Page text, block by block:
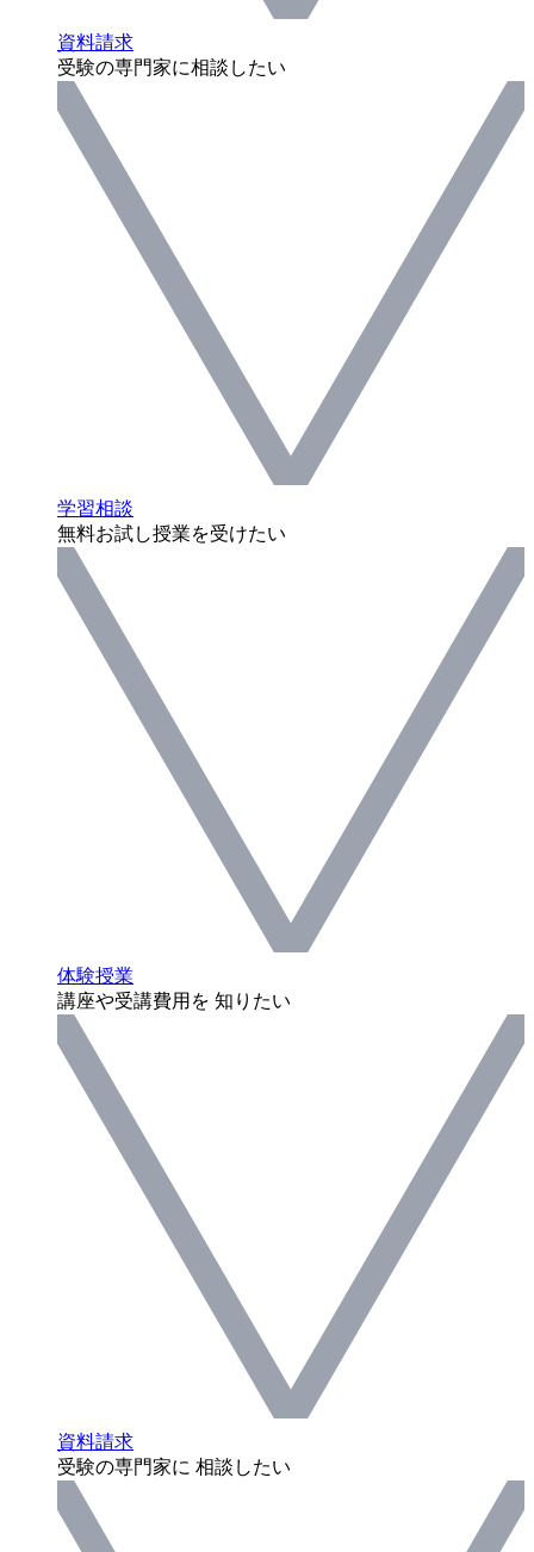
資料請求
受験の専門家に相談したい
学習相談
無料お試し授業を受けたい
体験授業
講座や受講費用を 知りたい
資料請求
受験の専門家に 相談したい